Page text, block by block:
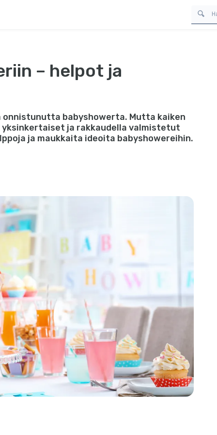
– helpot ja
babyshowerta. Mutta kaiken
ja rakkaudella valmistetut
ja maukkaita ideoita babyshowereihin.